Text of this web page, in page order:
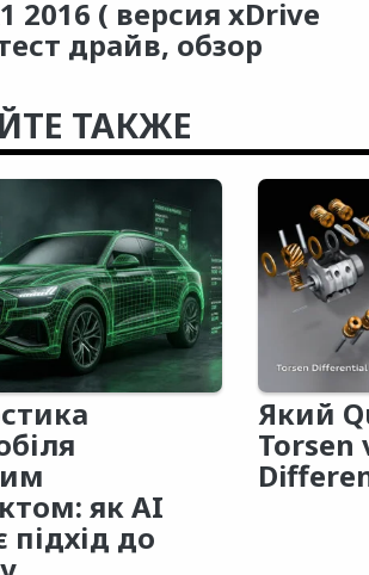
2016 ( версия xDrive
драйв, обзор
ТАКЖЕ
як AI
підхід до
Який
Torsen